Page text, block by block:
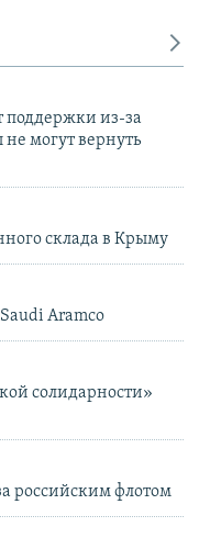
поддержки из-за
могут вернуть
склада в Крыму
Aramco
солидарности»
российским флотом